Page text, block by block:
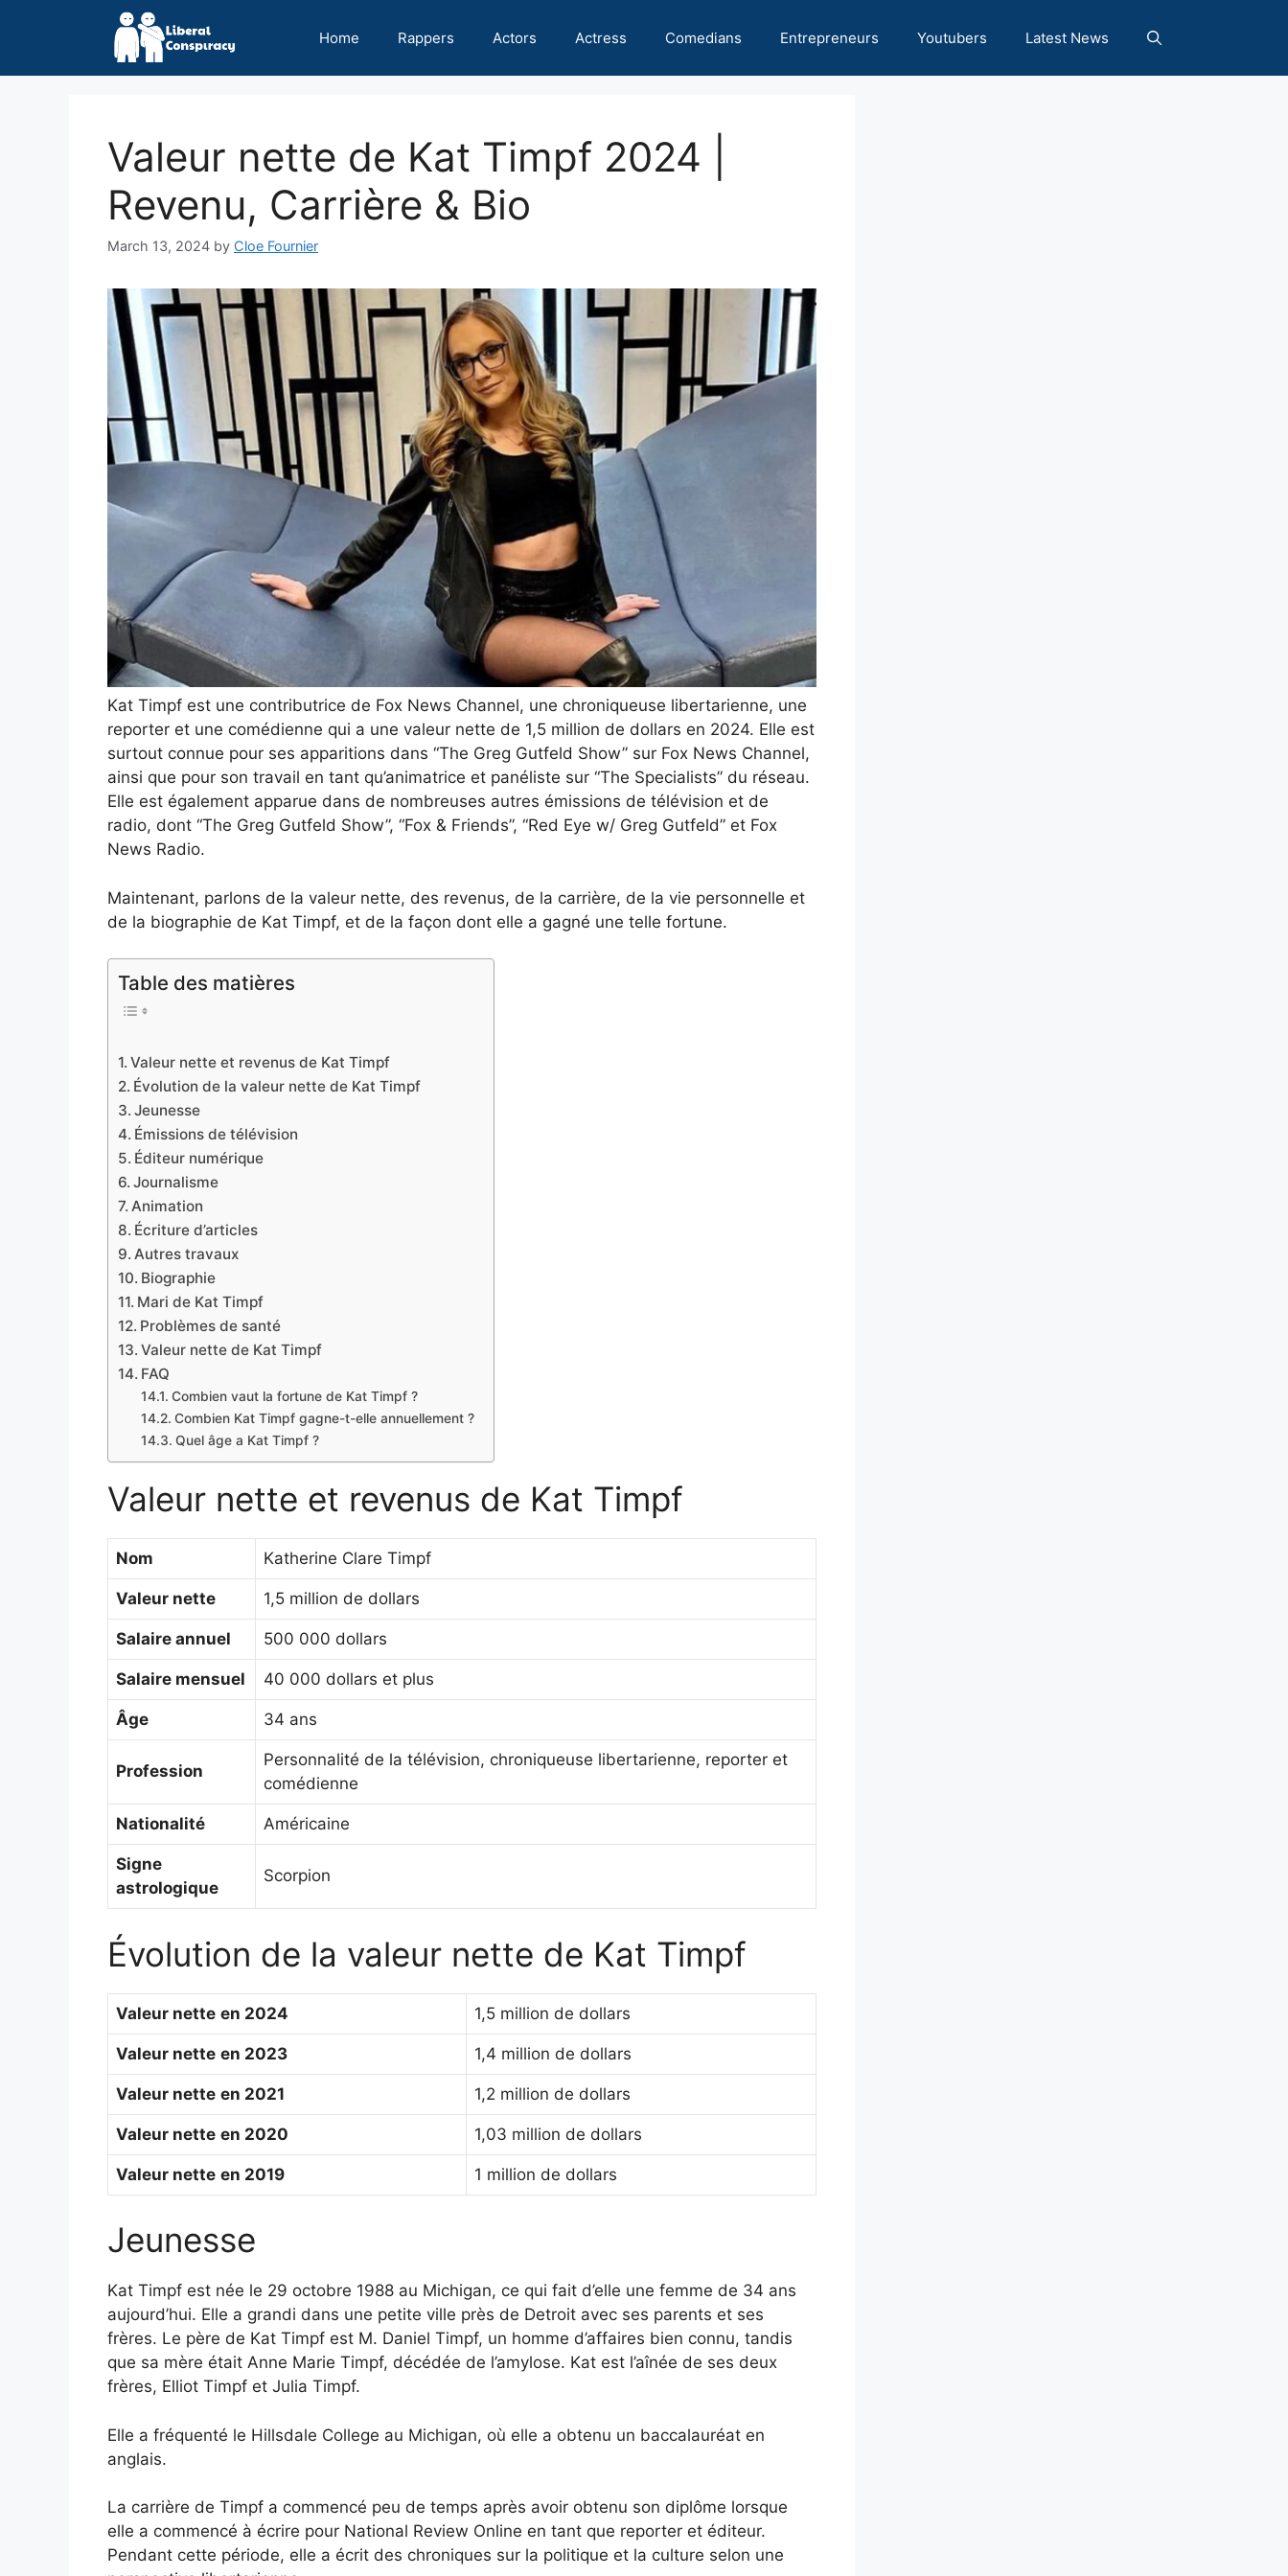
Home Rappers Actors Actress Comedians Entrepreneurs Youtubers Latest News
Valeur nette de Kat Timpf 2024 |
Revenu, Carrière & Bio
March 13, 2024 by Cloe Fournier
Kat Timpf est une contributrice de Fox News Channel, une chroniqueuse libertarienne, une
reporter et une comédienne qui a une valeur nette de 1,5 million de dollars en 2024. Elle est
surtout connue pour ses apparitions dans “The Greg Gutfeld Show” sur Fox News Channel,
ainsi que pour son travail en tant qu’animatrice et panéliste sur “The Specialists” du réseau.
Elle est également apparue dans de nombreuses autres émissions de télévision et de
radio, dont “The Greg Gutfeld Show”, “Fox & Friends”, “Red Eye w/ Greg Gutfeld” et Fox
News Radio.
Maintenant, parlons de la valeur nette, des revenus, de la carrière, de la vie personnelle et
de la biographie de Kat Timpf, et de la façon dont elle a gagné une telle fortune.
Table des matières
Valeur nette et revenus de Kat Timpf
Évolution de la valeur nette de Kat Timpf
Jeunesse
Émissions de télévision
Éditeur numérique
Journalisme
Animation
Écriture d’articles
Autres travaux
Biographie
Mari de Kat Timpf
Problèmes de santé
Valeur nette de Kat Timpf
FAQ
Combien vaut la fortune de Kat Timpf ?
Combien Kat Timpf gagne-t-elle annuellement ?
Quel âge a Kat Timpf ?
Valeur nette et revenus de Kat Timpf
Nom Katherine Clare Timpf
Valeur nette 1,5 million de dollars
Salaire annuel 500 000 dollars
Salaire mensuel 40 000 dollars et plus
Âge 34 ans
Profession
Personnalité de la télévision, chroniqueuse libertarienne, reporter et
comédienne
Nationalité Américaine
Signe
astrologique
Scorpion
Évolution de la valeur nette de Kat Timpf
Valeur nette en 2024 1,5 million de dollars
Valeur nette en 2023 1,4 million de dollars
Valeur nette en 2021 1,2 million de dollars
Valeur nette en 2020 1,03 million de dollars
Valeur nette en 2019 1 million de dollars
Jeunesse
Kat Timpf est née le 29 octobre 1988 au Michigan, ce qui fait d’elle une femme de 34 ans
aujourd’hui. Elle a grandi dans une petite ville près de Detroit avec ses parents et ses
frères. Le père de Kat Timpf est M. Daniel Timpf, un homme d’affaires bien connu, tandis
que sa mère était Anne Marie Timpf, décédée de l’amylose. Kat est l’aînée de ses deux
frères, Elliot Timpf et Julia Timpf.
Elle a fréquenté le Hillsdale College au Michigan, où elle a obtenu un baccalauréat en
anglais.
La carrière de Timpf a commencé peu de temps après avoir obtenu son diplôme lorsque
elle a commencé à écrire pour National Review Online en tant que reporter et éditeur.
Pendant cette période, elle a écrit des chroniques sur la politique et la culture selon une